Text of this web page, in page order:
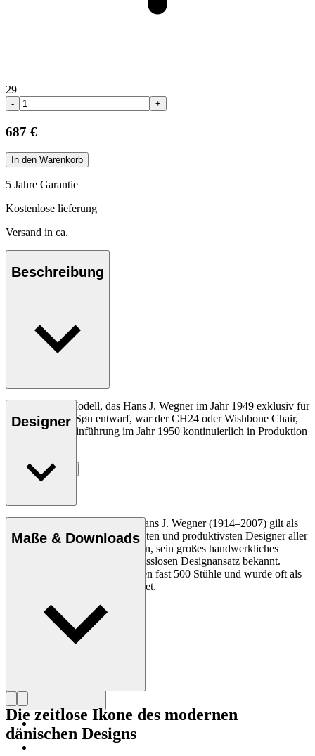
29
- +
687 €
In den Warenkorb
5 Jahre Garantie
Kostenlose lieferung
Versand in ca.
Beschreibung
Das allererste Modell, das Hans J. Wegner im Jahr 1949 exklusiv für
Carl Hansen & Søn entwarf, war der CH24 oder Wishbone Chair,
der seit seiner Einführung im Jahr 1950 kontinuierlich in Produktion
Entdecke mehr
Designer
Der dänische Möbeldesigner Hans J. Wegner (1914–2007) gilt als
einer der kreativsten, innovativsten und produktivsten Designer aller
Zeiten und ist für seine Präzision, sein großes handwerkliches
Geschick und seinen kompromisslosen Designansatz bekannt.
Wegner entwarf in seinem Leben fast 500 Stühle und wurde oft als
der Meister des Stuhls bezeichnet.
Profil Hans J. Wegner
Maße & Downloads
Die zeitlose Ikone des modernen
dänischen Designs